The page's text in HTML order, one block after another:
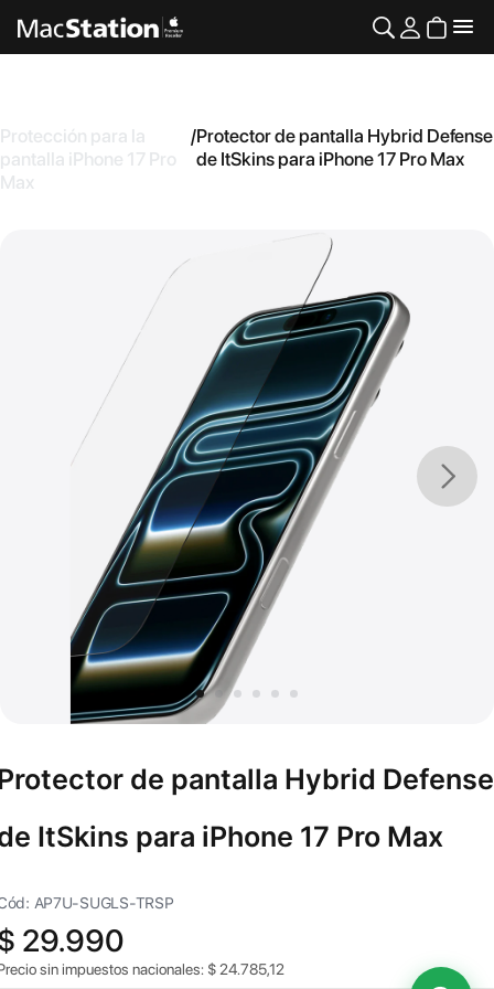
Protección para la
pantalla iPhone 17 Pro
Max
/Protector de pantalla Hybrid Defense
de ItSkins para iPhone 17 Pro Max
de pantalla Hybrid Defense
ItSkins para iPhone 17 Pro Max
AP7U-SUGLS-TRSP
29.990
sin impuestos nacionales: $24.785,12